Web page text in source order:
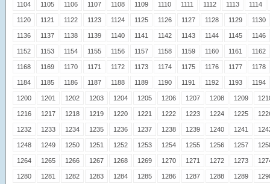
1104 1105 1106 1107 1108 1109 1110 1111 1112 1113 1114
1120 1121 1122 1123 1124 1125 1126 1127 1128 1129 1130
1136 1137 1138 1139 1140 1141 1142 1143 1144 1145 1146
1152 1153 1154 1155 1156 1157 1158 1159 1160 1161 1162
1168 1169 1170 1171 1172 1173 1174 1175 1176 1177 1178
1184 1185 1186 1187 1188 1189 1190 1191 1192 1193 1194
1200 1201 1202 1203 1204 1205 1206 1207 1208 1209
1216 1217 1218 1219 1220 1221 1222 1223 1224 1225
1232 1233 1234 1235 1236 1237 1238 1239 1240 1241
1248 1249 1250 1251 1252 1253 1254 1255 1256 1257
1264 1265 1266 1267 1268 1269 1270 1271 1272 1273
1280 1281 1282 1283 1284 1285 1286 1287 1288 1289